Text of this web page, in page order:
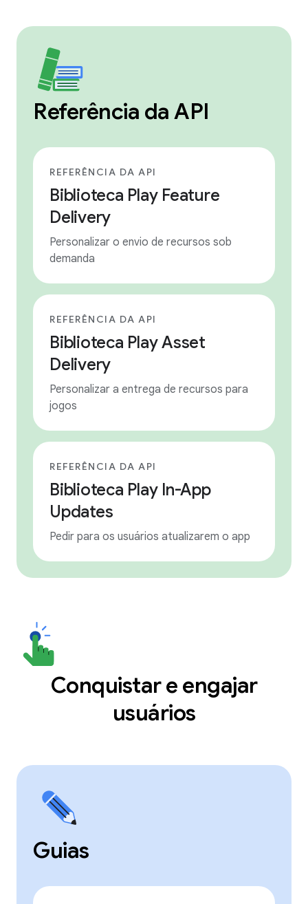
Referência da API
REFERÊNCIA DA API
Biblioteca Play Feature
Delivery
Personalizar o envio de recursos sob
demanda
REFERÊNCIA DA API
Biblioteca Play Asset
Delivery
Personalizar a entrega de recursos para
jogos
REFERÊNCIA DA API
Biblioteca Play In-App
Updates
Pedir para os usuários atualizarem o app
Conquistar e engajar
usuários
Guias